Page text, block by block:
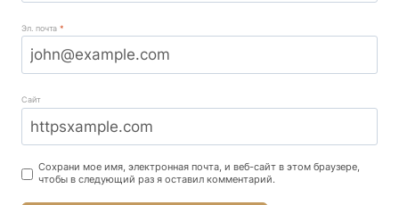
Эл. почта *
Сайт
Сохрани мое имя, электронная почта, и веб-сайт в этом браузере,
чтобы в следующий раз я оставил комментарий.